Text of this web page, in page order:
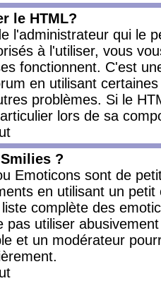
le HTML?
l'administrateur qui le
à l'utiliser, vous
fonctionnent. C'est
en utilisant
problèmes. Si le
lors de sa
?
Emoticons sont de
en utilisant un
complète des
pas utiliser
et un modérateur